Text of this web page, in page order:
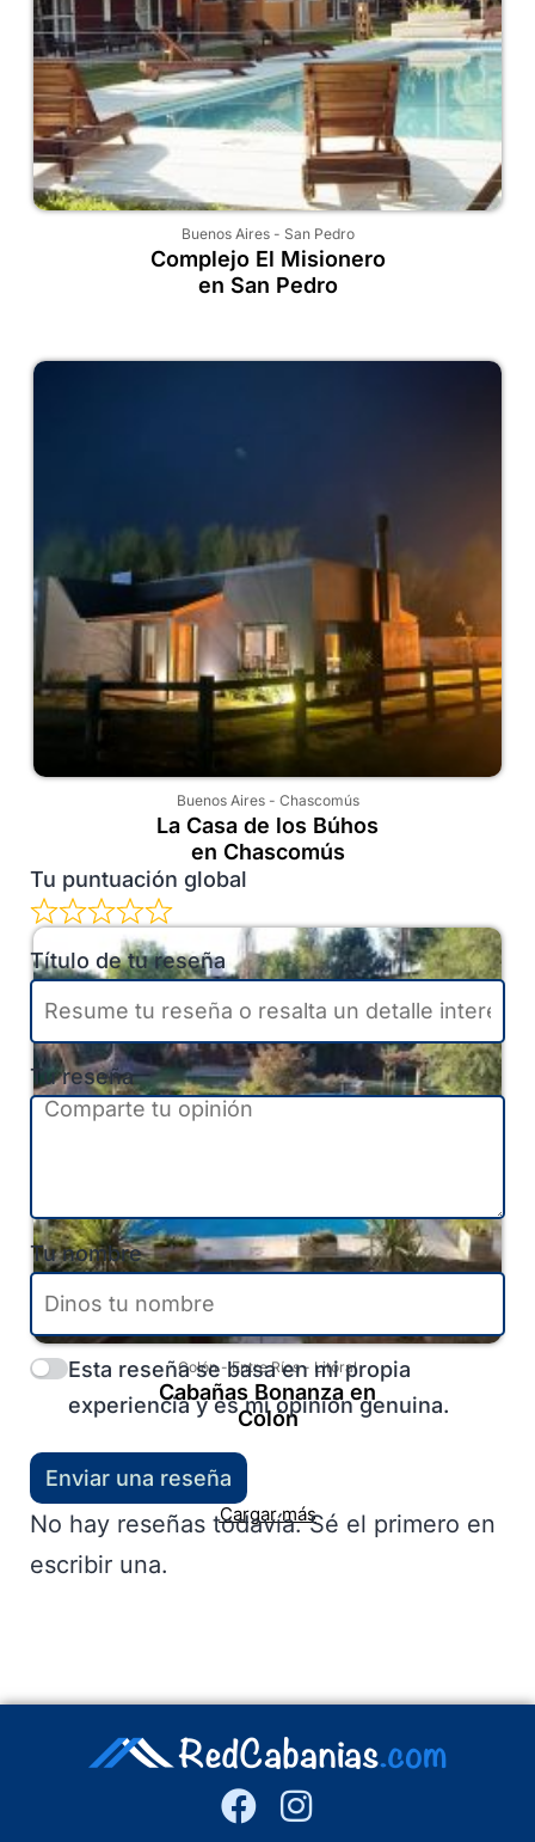
Buenos Aires- San Pedro
Complejo El Misionero
en San Pedro
Buenos Aires- Chascomús
La Casa de los Búhos
en Chascomús
Colón-Entre Ríos- Litoral
Cabañas Bonanza en
Colón
Cargar más
Tu puntuación global
Título de tu reseña
Tu reseña
Tu nombre
Esta reseña se basa en mi propia
experiencia y es mi opinión genuina.
Enviar una reseña
No hay reseñas todavía. Sé el primero en
escribir una.